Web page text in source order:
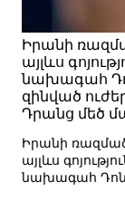
Իրանի
այլևս
նախագահ
զինված
Դրանց մեծ
Իրանի
այլևս
նախագահ